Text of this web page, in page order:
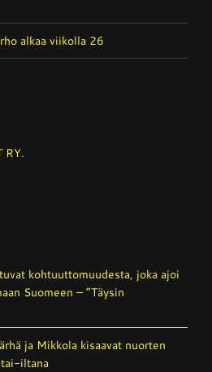
alkaa viikolla 26
RY.
kohtuutto­muudesta, joka ajoi
Suomeen – ”Täysin
ja Mikkola kisaavat nuorten
iltana